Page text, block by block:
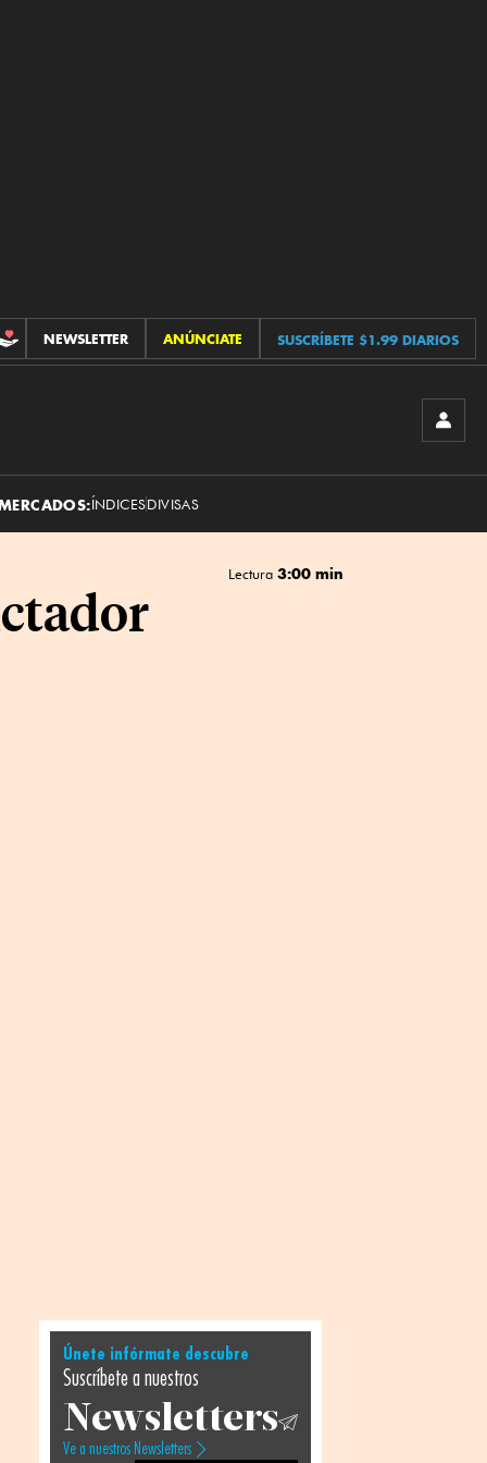
CONTRIBUCIONES
NEWSLETTER ANÚNCIATE SUSCRÍBETE $1.99 DIARIOS
ÍNDICESDIVISAS
Lectura 3:00 min
Únete infórmate descubre
Suscríbete a nuestros
Newsletters
Ve a nuestros Newsletters